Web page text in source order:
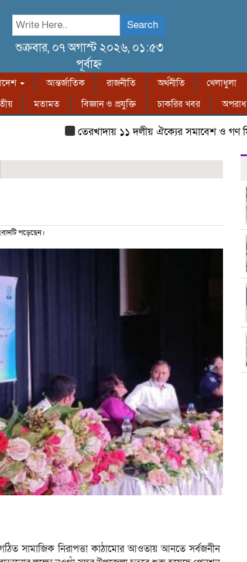
Search
শুক্রবার, ০৭ অগাস্ট ২০২৬, ০১:৫৩
পূর্বাহ্ন
আন্তর্জাতিক রাজনীতি অর্থনীতি খেলাধুলা
মতামত বিজ্ঞান ও প্রযুক্তি চাকরির খবর অপরাধ
তেরখাদায় ১১ দলীয় ঐক্যের সমাবেশ ও গণ মিছিল
পড়েছেন।
সামাজিক নিরাপত্তা কাঠামোর আওতায় আনতে সর্বজনীন